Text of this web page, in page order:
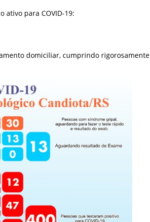
ativo para COVID-19:
domiciliar, cumprindo rigorosamente